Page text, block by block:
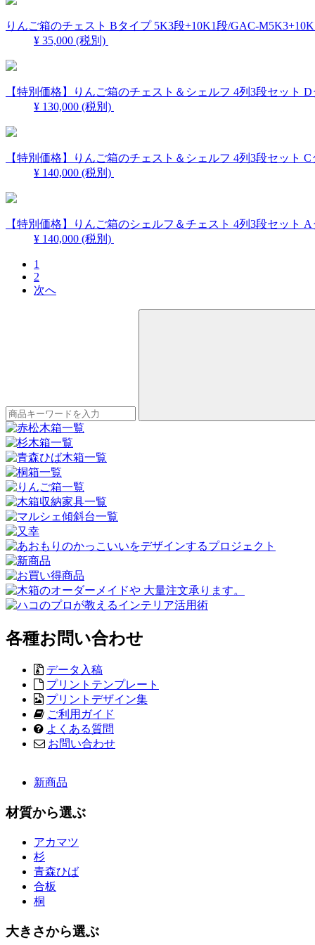
りんご箱のチェスト Bタイプ 5K3段+10K1段/GAC-
¥ 35,000 (税別)
【特別価格】りんご箱のチェスト＆シェルフ 4列3段セット
¥ 130,000 (税別)
【特別価格】りんご箱のチェスト＆シェルフ 4列3段セット
¥ 140,000 (税別)
【特別価格】りんご箱のシェルフ＆チェスト 4列3段セット
¥ 140,000 (税別)
1
2
次へ
各種お問い合わせ
データ入稿
プリントテンプレート
プリントデザイン集
ご利用ガイド
よくある質問
お問い合わせ
新商品
材質から選ぶ
アカマツ
杉
青森ひば
合板
桐
大きさから選ぶ